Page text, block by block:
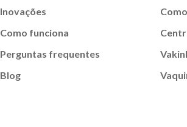
Inovações
Como funciona
Perguntas frequentes
Blog